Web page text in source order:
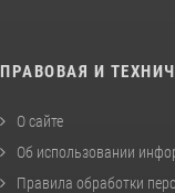
ПРАВОВАЯ И
О сайте
Об использовании
Правила обработки